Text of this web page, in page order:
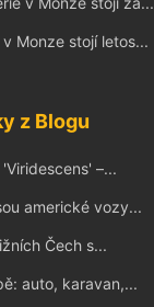
Monze stojí letos...
z Blogu
–...
americké vozy...
Čech s...
auto, karavan,...